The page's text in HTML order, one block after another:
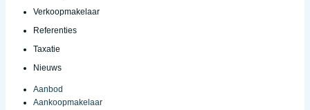
Verkoopmakelaar
Referenties
Taxatie
Nieuws
Aanbod
Aankoopmakelaar